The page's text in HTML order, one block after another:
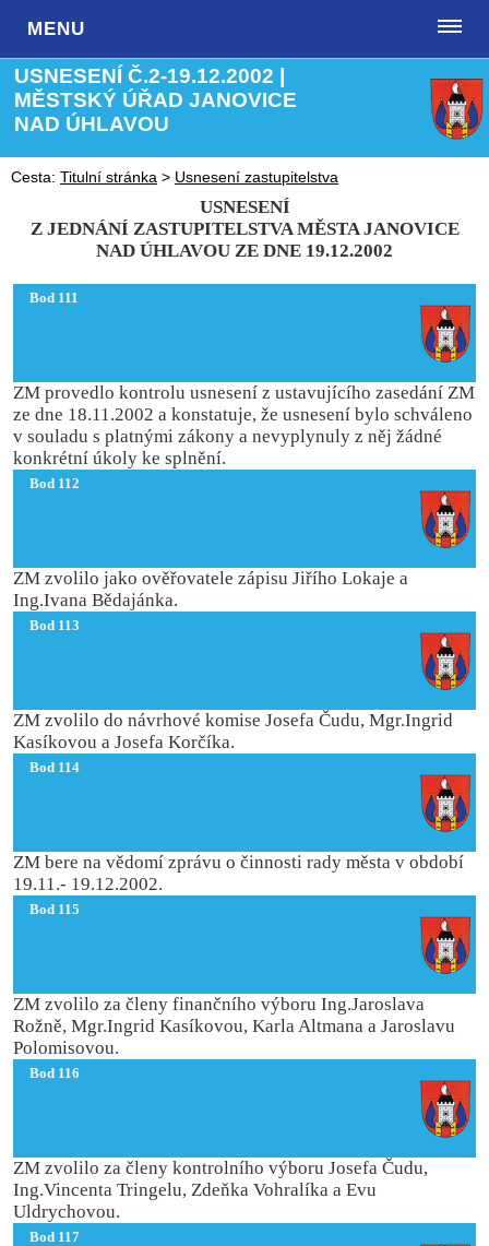
MENU
USNESENÍ Č.2-19.12.2002 |
MĚSTSKÝ ÚŘAD JANOVICE
NAD ÚHLAVOU
Cesta: Titulní stránka > Usnesení zastupitelstva
USNESENÍ
Z JEDNÁNÍ ZASTUPITELSTVA MĚSTA JANOVICE
NAD ÚHLAVOU ZE DNE 19.12.2002
Bod 111
ZM provedlo kontrolu usnesení z ustavujícího zasedání ZM
ze dne 18.11.2002 a konstatuje, že usnesení bylo schváleno
v souladu s platnými zákony a nevyplynuly z něj žádné
konkrétní úkoly ke splnění.
Bod 112
ZM zvolilo jako ověřovatele zápisu Jiřího Lokaje a
Ing.Ivana Bědajánka.
Bod 113
ZM zvolilo do návrhové komise Josefa Čudu, Mgr.Ingrid
Kasíkovou a Josefa Korčíka.
Bod 114
ZM bere na vědomí zprávu o činnosti rady města v období
19.11.- 19.12.2002.
Bod 115
ZM zvolilo za členy finančního výboru Ing.Jaroslava
Rožně, Mgr.Ingrid Kasíkovou, Karla Altmana a Jaroslavu
Polomisovou.
Bod 116
ZM zvolilo za členy kontrolního výboru Josefa Čudu,
Ing.Vincenta Tringelu, Zdeňka Vohralíka a Evu
Uldrychovou.
Bod 117